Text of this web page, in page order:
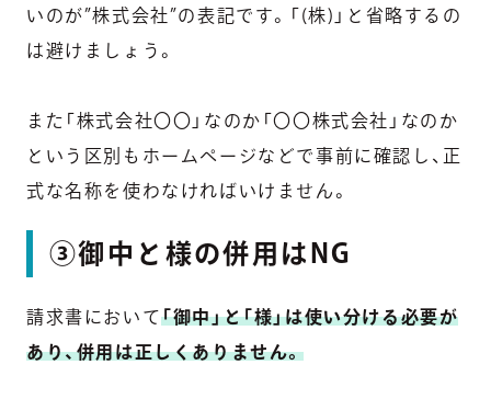
いのが”株式会社”の表記です。「(株)」と省略するの
は避けましょう。
また「株式会社〇〇」なのか「〇〇株式会社」なのか
という区別もホームページなどで事前に確認し、正
式な名称を使わなければいけません。
③御中と様の併用はNG
請求書において「御中」と「様」は使い分ける必要が
あり、併用は正しくありません。